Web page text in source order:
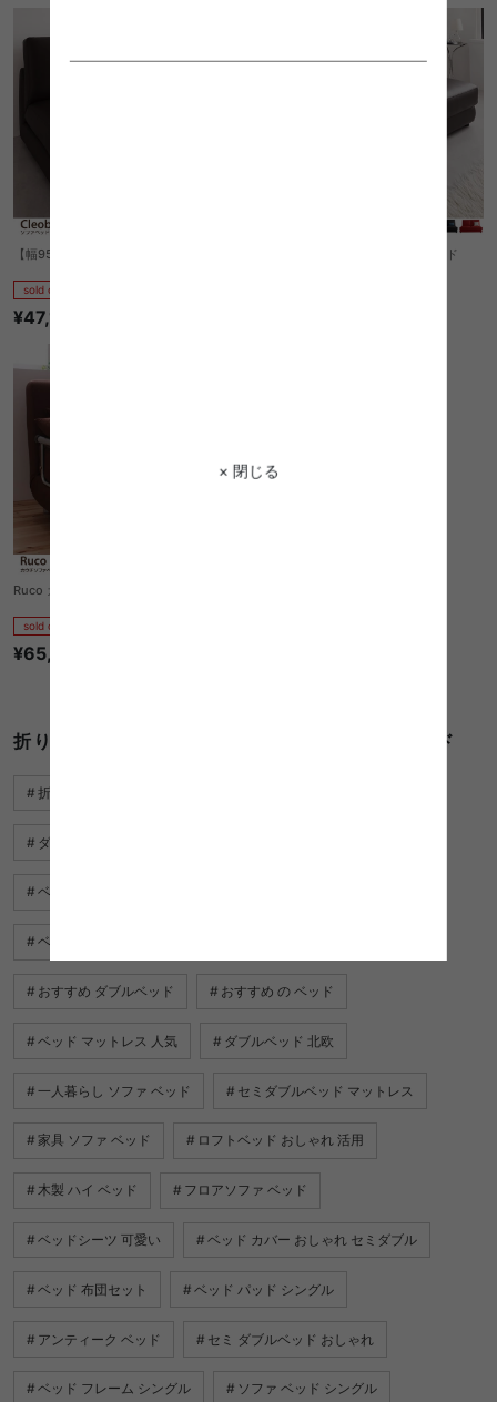
× 閉じる
【幅95cm】Cleobury ソファベッド
sold out
¥47,150
【幅120cm】Cleobury ソファベッド
Ruco カウチソファベッド
sold out
¥65,790
折りたたみ ベッド コンパクトに関するキーワード
折りたたみチェア
ダブルベッド コンセント
ベッド シンプル おしゃれ
ベッド 組み立て
おすすめ ダブルベッド おすすめ の ベッド
ベッド マットレス 人気 ダブルベッド 北欧
一人暮らし ソファ ベッド セミダブルベッド マットレス
家具 ソファ ベッド ロフトベッド おしゃれ 活用
木製 ハイ ベッド フロアソファ ベッド
ベッドシーツ 可愛い ベッド カバー おしゃれ セミダブル
ベッド 布団セット ベッド パッド シングル
アンティーク ベッド セミ ダブルベッド おしゃれ
ベッド フレーム シングル ソファ ベッド シングル